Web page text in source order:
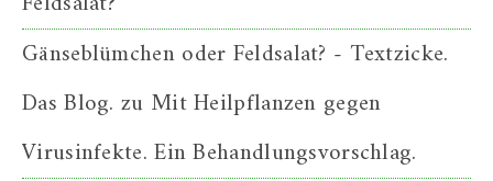
Gänseblümchen oder Feldsalat? - Textzicke.
Das Blog. zu Mit Heilpflanzen gegen
Virusinfekte. Ein Behandlungsvorschlag.